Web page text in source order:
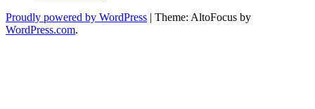
Proudly powered by WordPress | Theme: AltoFocus by
WordPress.com.